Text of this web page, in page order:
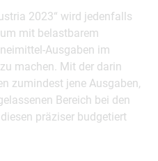
2023“ wird jedenfalls
mit belastbarem
Ausgaben im
machen. Mit der darin
zumindest jene Ausgaben,
Bereich bei den
präziser budgetiert